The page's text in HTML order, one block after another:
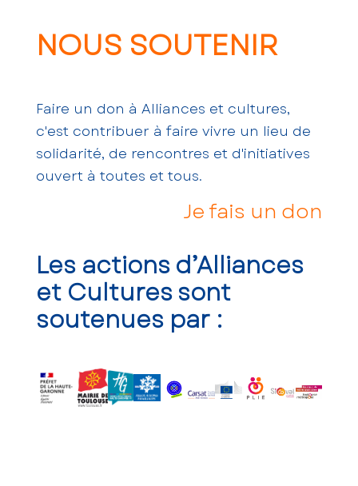
NOUS SOUTENIR
Faire un don à Alliances et cultures,
c'est contribuer à faire vivre un lieu de
solidarité, de rencontres et d'initiatives
ouvert à toutes et tous.
Je fais un don
Les actions d’Alliances
et Cultures sont
soutenues par :